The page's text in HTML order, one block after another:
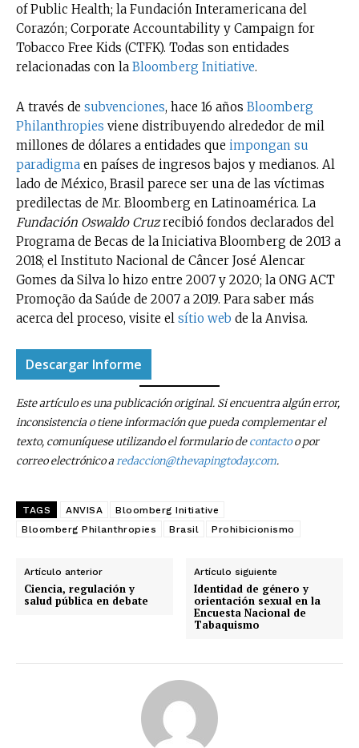
No te pierdas de las
últimas noticias
Suscríbete a nuestro boletín diario y
recibe todas las noticias del vapeo y la
reducción de daños en tu correo
electrónico.
Subscribe to our daily clipping and
receive all the news of vaping and
tobacco harm reduction in your email.
SUBSCRIBIRSE
of Public Health; la Fundación Interamericana del
Corazón; Corporate Accountability y Campaign for
Tobacco Free Kids (CTFK). Todas son entidades
relacionadas con la Bloomberg Initiative.
A través de subvenciones, hace 16 años Bloomberg
Philanthropies viene distribuyendo alrededor de mil
millones de dólares a entidades que impongan su
paradigma en países de ingresos bajos y medianos. Al
lado de México, Brasil parece ser una de las víctimas
predilectas de Mr. Bloomberg en Latinoamérica. La
Fundación Oswaldo Cruzrecibió fondos declarados del
Programa de Becas de la Iniciativa Bloomberg de 2013 a
2018; el Instituto Nacional de Câncer José Alencar
Gomes da Silva lo hizo entre 2007 y 2020; la ONG ACT
Promoção da Saúde de 2007 a 2019. Para saber más
acerca del proceso, visite el sítio web de la Anvisa.
Descargar Informe
Este artículo es una publicación original. Si encuentra algún error,
inconsistencia o tiene información que pueda complementar el
texto, comuníquese utilizando el formulario decontactoo por
correo electrónico aredaccion@thevapingtoday.com.
TAGS ANVISA
Bloomberg Initiative
Bloomberg Philanthropies
Brasil Prohibicionismo
Artículo anterior
Ciencia, regulación y
salud pública en debate
Artículo siguiente
Identidad de género y
orientación sexual en la
Encuesta Nacional de
Tabaquismo